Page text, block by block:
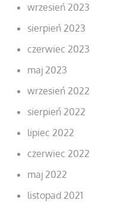
wrzesień 2023
sierpień 2023
czerwiec 2023
maj 2023
wrzesień 2022
sierpień 2022
lipiec 2022
czerwiec 2022
maj 2022
listopad 2021